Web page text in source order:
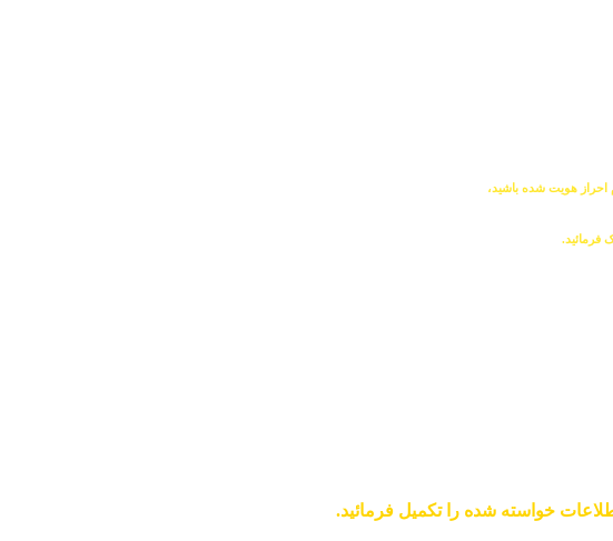
احراز هویت شده باشید،
فرمائید.
خواسته شده را تکمیل فرمائید.